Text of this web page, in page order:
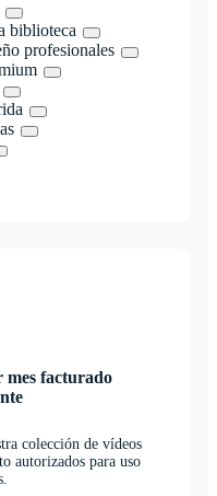
biblioteca
profesionales
mes facturado
colección de vídeos
autorizados para uso